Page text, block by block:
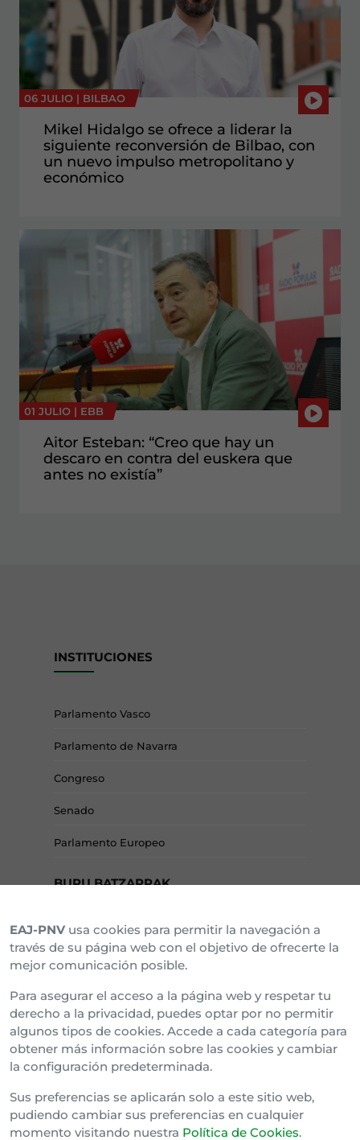
06 JULIO | BILBAO
Mikel Hidalgo se ofrece a liderar la
siguiente reconversión de Bilbao, con
un nuevo impulso metropolitano y
económico
01 JULIO | EBB
Aitor Esteban: “Creo que hay un
descaro en contra del euskera que
antes no existía”
INSTITUCIONES
Parlamento Vasco
Parlamento de Navarra
Congreso
Senado
Parlamento Europeo
BURU BATZARRAK
Araba Buru Batzar
Bizkai Buru Batzar
Gipuzko Buru Batzar
Ipar Buru Batzar
Napar Buru Batzar
EAJ-PNV usa cookies para permitir la navegación a
través de su página web con el objetivo de ofrecerte la
mejor comunicación posible.
Para asegurar el acceso a la página web y respetar tu
derecho a la privacidad, puedes optar por no permitir
algunos tipos de cookies. Accede a cada categoría para
obtener más información sobre las cookies y cambiar
la configuración predeterminada.
Sus preferencias se aplicarán solo a este sitio web,
pudiendo cambiar sus preferencias en cualquier
momento visitando nuestra Política de Cookies.